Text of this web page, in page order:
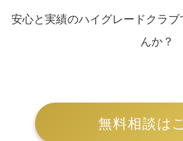
安心と実績のハイグレードクラ
んか？
無料相談は